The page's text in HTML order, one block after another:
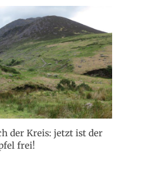
der Kreis: jetzt ist der
frei!